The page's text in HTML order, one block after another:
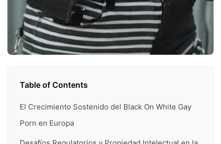
Table of Contents
El Crecimiento Sostenido del Black On White Gay
Porn en Europa